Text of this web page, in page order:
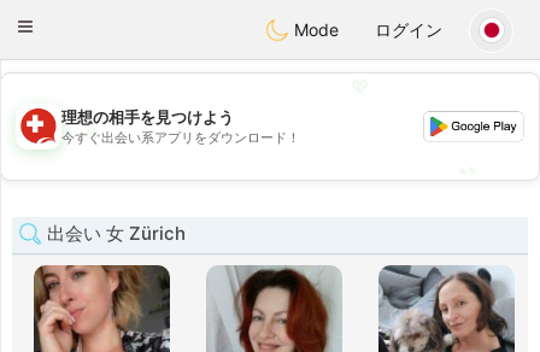
Suissi
Toggle
Mode ログイン
💖
💕
理想の相手を見つけよう
今すぐ出会い系アプリをダウンロード！
出会い 女 Zürich